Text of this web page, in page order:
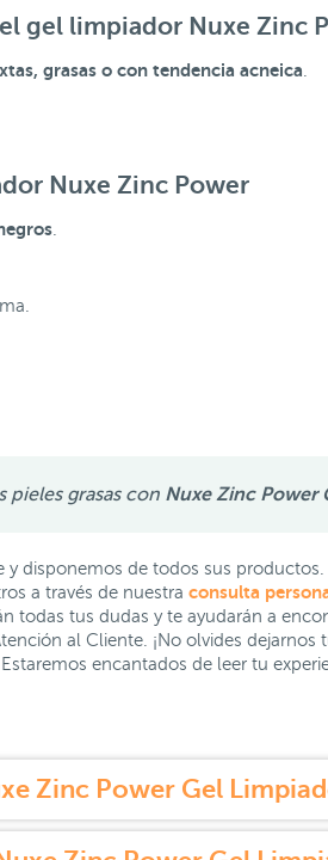
gel limpiador Nuxe Zinc
grasas o con tendencia acneica
Nuxe Zinc Power
pieles grasas con NuxeZinc Power
y disponemos de todos sus
a través de nuestra consulta
todas tus dudas y te ayudarán a
al Cliente. ¡No olvides dejarnos
encantados de leer tu
Zinc Power Gel